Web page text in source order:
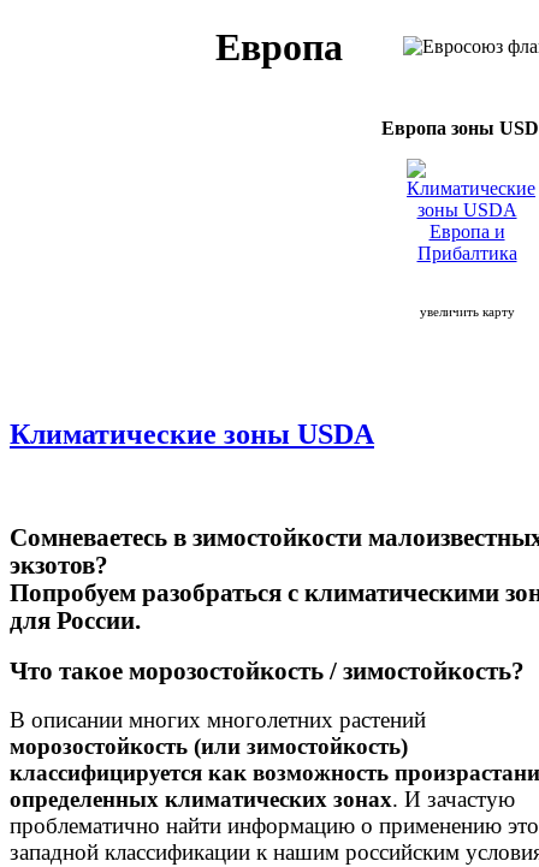
Европа
Европа зоны
увеличить карту
Климатические зоны USDA
Сомневаетесь в зимостойкости
экзотов?
Попробуем разобраться с климатическими
для России.
Что такое морозостойкость / зимостойкость?
В описании многих многолетних растений
морозостойкость (или зимостойкость)
классифицируется как возможность
определенных климатических зонах. И зачастую
проблематично найти информацию о применению
западной классификации к нашим российским